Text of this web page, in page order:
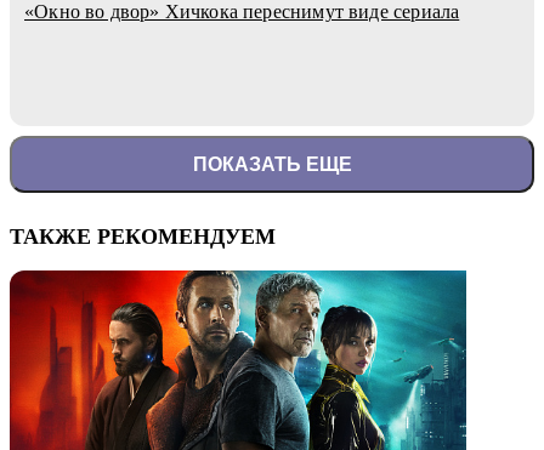
«Окно во двор» Хичкока переснимут виде сериала
ПОКАЗАТЬ ЕЩЕ
ТАКЖЕ РЕКОМЕНДУЕМ